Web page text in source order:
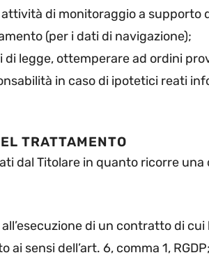
di monitoraggio a supporto
(per i dati di navigazione);
di legge, ottemperare ad ordini
in caso di ipotetici reati
TRATTAMENTO
dal Titolare in quanto ricorre
di un contratto di cui
ai sensi dell’art. 6, comma 1, RGDP;